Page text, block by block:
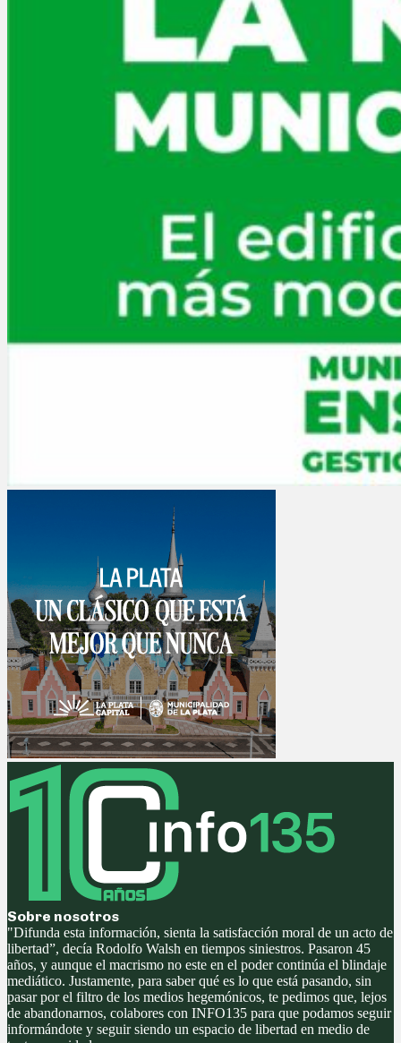
Sobre nosotros
"Difunda esta información, sienta la satisfacción moral de un acto de
libertad”, decía Rodolfo Walsh en tiempos siniestros. Pasaron 45
años, y aunque el macrismo no este en el poder continúa el blindaje
mediático. Justamente, para saber qué es lo que está pasando, sin
pasar por el filtro de los medios hegemónicos, te pedimos que, lejos
de abandonarnos, colabores con INFO135 para que podamos seguir
informándote y seguir siendo un espacio de libertad en medio de